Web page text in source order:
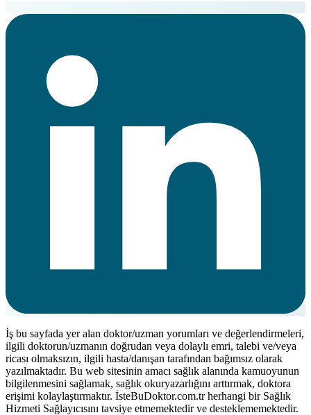
İş bu sayfada yer alan doktor/uzman yorumları ve değerlendirmeleri,
ilgili doktorun/uzmanın doğrudan veya dolaylı emri, talebi ve/veya
ricası olmaksızın, ilgili hasta/danışan tarafından bağımsız olarak
yazılmaktadır. Bu web sitesinin amacı sağlık alanında kamuoyunun
bilgilenmesini sağlamak, sağlık okuryazarlığını arttırmak, doktora
erişimi kolaylaştırmaktır. İsteBuDoktor.com.tr herhangi bir Sağlık
Hizmeti Sağlayıcısını tavsiye etmemektedir ve desteklememektedir.